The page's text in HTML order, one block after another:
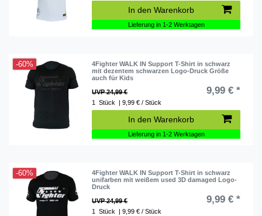
In den Warenkorb
Lieferung in 1-2 Werktagen
-60%
4Fighter WALK IN Support T-Shirt in schwarz
mit dezentem schwarzen Logo-Druck Größe
auch für Kids
UVP 24,99 €
9,99 € *
1 Stück | 9,99 € / Stück
In den Warenkorb
Lieferung in 1-2 Werktagen
-60%
4Fighter WALK IN Support T-Shirt in schwarz
unifarben mit weißem used 3D damaged Logo-
Druck
UVP 24,99 €
9,99 € *
1 Stück | 9,99 € / Stück